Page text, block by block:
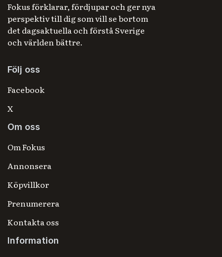
Fokus förklarar, fördjupar och ger nya
perspektiv till dig som vill se bortom
det dagsaktuella och förstå Sverige
och världen bättre.
Följ oss
Facebook
X
Om oss
Om Fokus
Annonsera
Köpvillkor
Prenumerera
Kontakta oss
Information